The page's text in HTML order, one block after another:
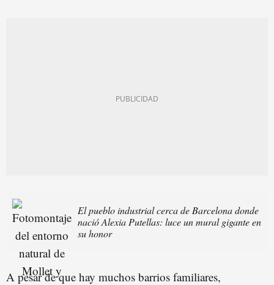
El pueblo industrial cerca de Barcelona donde
nació Alexia Putellas: luce un mural gigante en
su honor
A pesar de que hay muchos barrios familiares,